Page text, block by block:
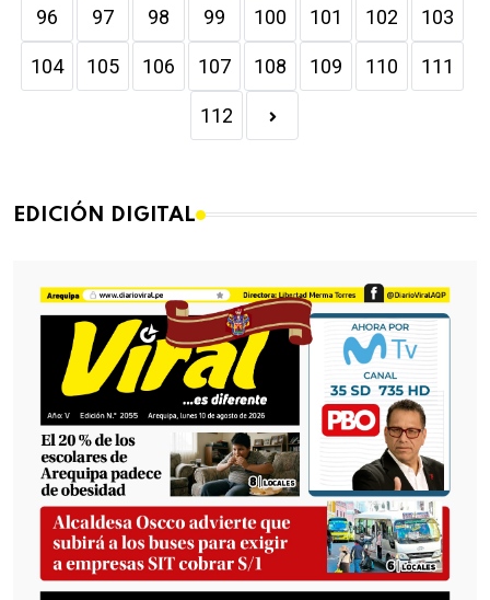
96 97 98 99 100 101 102 103
104 105 106 107 108 109 110 111
112
EDICIÓN DIGITAL